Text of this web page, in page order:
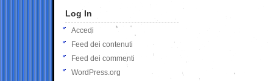
Log In
Accedi
Feed dei contenuti
Feed dei commenti
WordPress.org